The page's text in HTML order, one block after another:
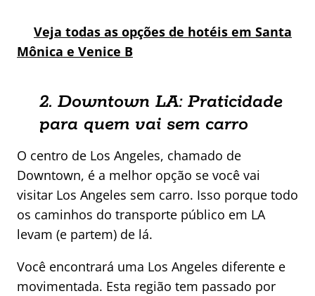
Veja todas as opções de hotéis em Santa
Mônica e Venice B
2. Downtown LA: Praticidade
para quem vai sem carro
O centro de Los Angeles, chamado de
Downtown, é a melhor opção se você vai
visitar Los Angeles sem carro. Isso porque todo
os caminhos do transporte público em LA
levam (e partem) de lá.
Você encontrará uma Los Angeles diferente e
movimentada. Esta região tem passado por